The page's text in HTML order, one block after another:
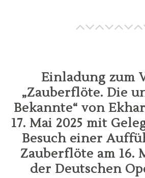
Einladung zum
„Zauberflöte. Die
Bekannte“ von
17. Mai 2025 mit
Besuch einer
Zauberflöte am 16.
der Deutschen